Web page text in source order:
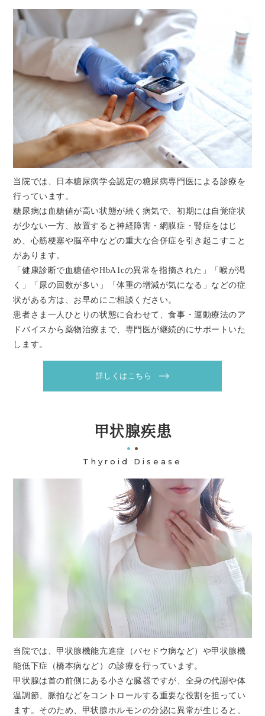
当院では、日本糖尿病学会認定の糖尿病専門医による診療を
行っています。
糖尿病は血糖値が高い状態が続く病気で、初期には自覚症状
が少ない一方、放置すると神経障害・網膜症・腎症をはじ
め、心筋梗塞や脳卒中などの重大な合併症を引き起こすこと
があります。
「健康診断で血糖値やHbA1cの異常を指摘された」「喉が渇
く」「尿の回数が多い」「体重の増減が気になる」などの症
状がある方は、お早めにご相談ください。
患者さま一人ひとりの状態に合わせて、食事・運動療法のア
ドバイスから薬物治療まで、専門医が継続的にサポートいた
します。
詳しくはこちら
甲状腺疾患
Thyroid Disease
当院では、甲状腺機能亢進症（バセドウ病など）や甲状腺機
能低下症（橋本病など）の診療を行っています。
甲状腺は首の前側にある小さな臓器ですが、全身の代謝や体
温調節、脈拍などをコントロールする重要な役割を担ってい
ます。そのため、甲状腺ホルモンの分泌に異常が生じると、